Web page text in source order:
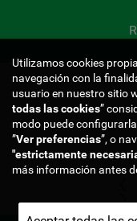
Utilizamos cookies
navegación con la
usuario en nuestro sitio
todas las cookies”
modo puede
”Ver preferencias”, o
"estrictamente
más información antes